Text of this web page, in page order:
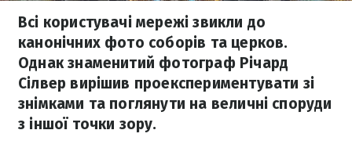
Всі користувачі мережі звикли до
канонічних фото соборів та церков.
Однак знаменитий фотограф Річард
Сілвер вирішив проекспериментувати зі
знімками та поглянути на величні споруди
з іншої точки зору.